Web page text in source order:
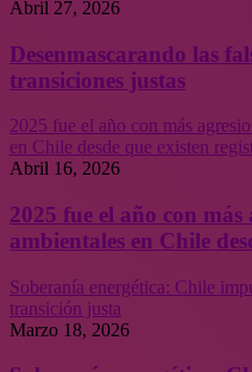
Abril 27, 2026
Desenmascarando las
transiciones justas
2025 fue el año con más
en Chile desde que existen
Abril 16, 2026
2025 fue el año con más
ambientales en Chile
Soberanía energética: Chile
transición justa
Marzo 18, 2026